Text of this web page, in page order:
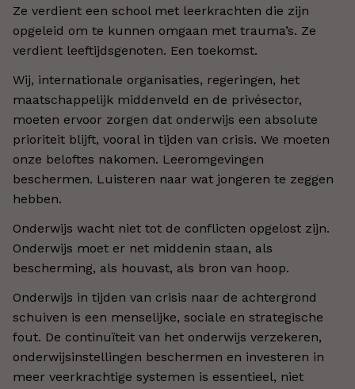
Ze verdient een school met leerkrachten die zijn
opgeleid om te kunnen omgaan met trauma’s. Ze
verdient leeftijdsgenoten. Een toekomst.
Wij, internationale organisaties, regeringen, het
maatschappelijk middenveld en de privésector,
moeten ervoor zorgen dat onderwijs een absolute
prioriteit blijft, vooral in tijden van crisis. We moeten
onze beloftes nakomen. Leeromgevingen
beschermen. Luisteren naar wat jongeren te zeggen
hebben.
Onderwijs wacht niet tot de conflicten opgelost zijn.
Onderwijs moet er net middenin staan, als
bescherming, als houvast, als bron van hoop.
Onderwijs in tijden van crisis naar de achtergrond
schuiven is een menselijke, sociale en strategische
fout. De continuïteit van het onderwijs verzekeren,
onderwijsinstellingen beschermen en investeren in
meer veerkrachtige systemen is essentieel, niet